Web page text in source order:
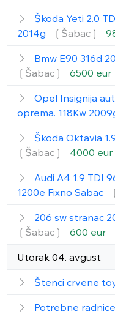
Škoda Yeti 2.0
2014g
❲Šabac❳
Bmw E90 316d
❲Šabac❳
6500 eur
Opel Insignija
oprema. 118Kw
Škoda Oktavia
❲Šabac❳
4000 eur
Audi A4 1.9 TDI
1200e Fixno Sabac
206 sw stranac
❲Šabac❳
600 eur
Utorak 04. avgust
Štenci crvene
Potrebne